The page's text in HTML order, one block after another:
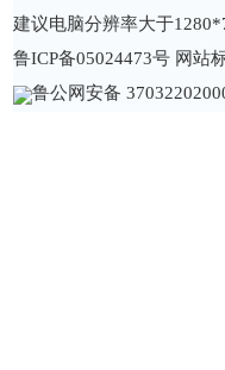
建议电脑分辨率大于
鲁ICP备05024473号 网站
鲁公网安备